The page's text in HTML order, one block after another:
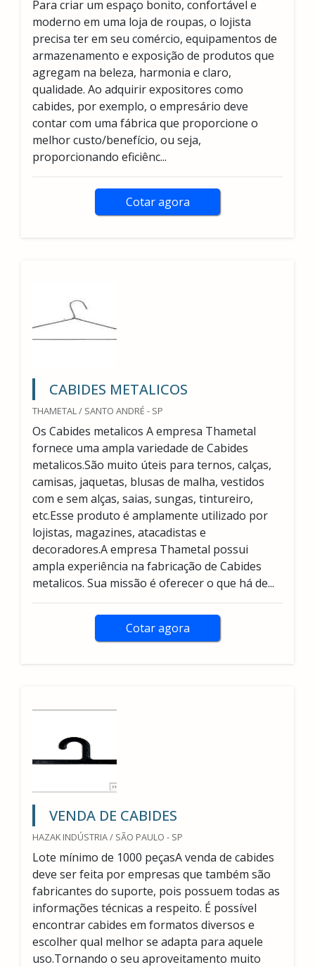
Para criar um espaço bonito, confortável e
moderno em uma loja de roupas, o lojista
precisa ter em seu comércio, equipamentos de
armazenamento e exposição de produtos que
agregam na beleza, harmonia e claro,
qualidade. Ao adquirir expositores como
cabides, por exemplo, o empresário deve
contar com uma fábrica que proporcione o
melhor custo/benefício, ou seja,
proporcionando eficiênc...
Cotar agora
CABIDES METALICOS
THAMETAL / SANTO ANDRÉ - SP
Os Cabides metalicos A empresa Thametal
fornece uma ampla variedade de Cabides
metalicos.São muito úteis para ternos, calças,
camisas, jaquetas, blusas de malha, vestidos
com e sem alças, saias, sungas, tintureiro,
etc.Esse produto é amplamente utilizado por
lojistas, magazines, atacadistas e
decoradores.A empresa Thametal possui
ampla experiência na fabricação de Cabides
metalicos. Sua missão é oferecer o que há de...
Cotar agora
VENDA DE CABIDES
HAZAK INDÚSTRIA / SÃO PAULO - SP
Lote mínimo de 1000 peçasA venda de cabides
deve ser feita por empresas que também são
fabricantes do suporte, pois possuem todas as
informações técnicas a respeito. É possível
encontrar cabides em formatos diversos e
escolher qual melhor se adapta para aquele
uso.Tornando o seu aproveitamento muito